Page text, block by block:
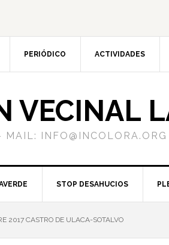
PERIÓDICO ACTIVIDADES
VECINAL
STOP DESAHUCIOS
2017 CASTRO DE ULACA-SOTALVO